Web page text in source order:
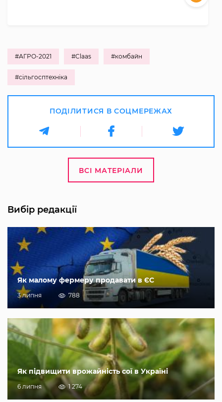
#АГРО-2021 #Claas #комбайн
#сільгосптехніка
ПОДІЛИТИСЯ В СОЦМЕРЕЖАХ
ВСІ МАТЕРІАЛИ
Вибір редакції
Як малому фермеру продавати в ЄС
3 липня 788
Як підвищити врожайність сої в Україні
6 липня 1 274